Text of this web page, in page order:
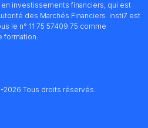
investissements financiers, qui est
des Marchés Financiers. insti7 est
le n° 11 75 57409 75 comme
formation.
2026 Tous droits réservés.